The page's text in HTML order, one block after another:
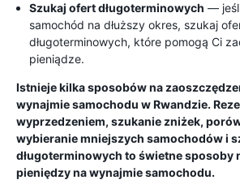
Szukaj ofert długoterminowych —
samochód na dłuższy okres, szukaj
długoterminowych, które pomogą Ci
pieniądze.
Istnieje kilka sposobów na
wynajmie samochodu w Rwandzie.
wyprzedzeniem, szukanie zniżek,
wybieranie mniejszych samochodów i
długoterminowych to świetne sposoby
pieniędzy na wynajmie samochodu.